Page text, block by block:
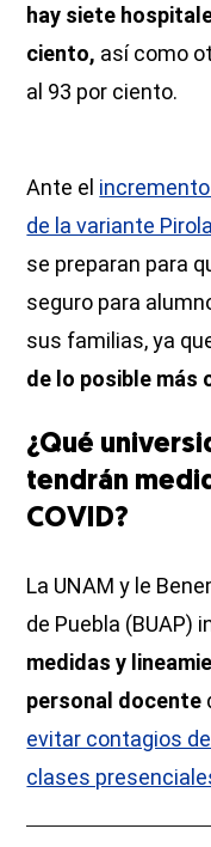
hay siete
ciento, así como
al 93 por ciento.
Ante el incremento
de la variante Pirola
se preparan para
seguro para
sus familias, ya
de lo posible más
¿Qué
tendrán
COVID?
La UNAM y le
de Puebla (BUAP)
medidas y
personal docente
evitar contagios
clases